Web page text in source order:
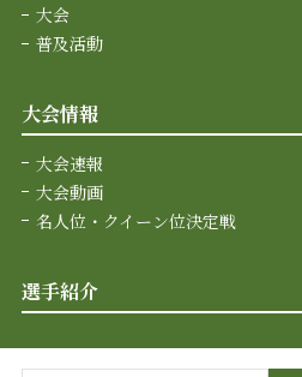
大会
普及活動
大会情報
大会速報
大会動画
名人位・クイーン位決定戦
選手紹介